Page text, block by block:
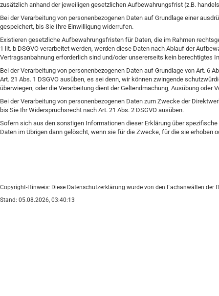
zusätzlich anhand der jeweiligen gesetzlichen Aufbewahrungsfrist (z.B.
Bei der Verarbeitung von personenbezogenen Daten auf Grundlage einer
gespeichert, bis Sie Ihre Einwilligung widerrufen.
Existieren gesetzliche Aufbewahrungsfristen für Daten, die im Rahmen
1 lit. b DSGVO verarbeitet werden, werden diese Daten nach Ablauf der
Vertragsanbahnung erforderlich sind und/oder unsererseits kein berechtigtes
Bei der Verarbeitung von personenbezogenen Daten auf Grundlage von Art. 6
Art. 21 Abs. 1 DSGVO ausüben, es sei denn, wir können zwingende
überwiegen, oder die Verarbeitung dient der Geltendmachung, Ausübung oder
Bei der Verarbeitung von personenbezogenen Daten zum Zwecke der
bis Sie Ihr Widerspruchsrecht nach Art. 21 Abs. 2 DSGVO ausüben.
Sofern sich aus den sonstigen Informationen dieser Erklärung über
Daten im Übrigen dann gelöscht, wenn sie für die Zwecke, für die sie
Copyright-Hinweis: Diese Datenschutzerklärung wurde von den Fachanwälten der
Stand: 05.08.2026, 03:40:13